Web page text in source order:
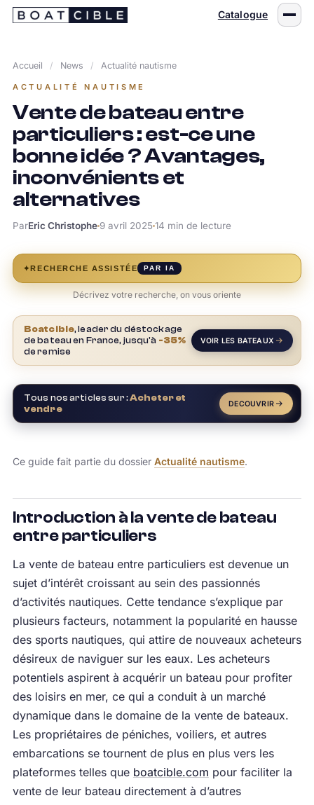
Passer
Catalogue
Accueil / News / Actualité nautisme
ACTUALITÉ NAUTISME
Vente de bateau entre
particuliers : est-ce une
bonne idée ? Avantages,
inconvénients et
alternatives
ParEric Christophe9 avril 2025 14 min de lecture
✦RECHERCHE ASSISTÉE PAR IA
Décrivez votre recherche, on vous oriente
Boatcible, leader du déstockage
de bateau en France, jusqu'à -35%
de remise
VOIR LES BATEAUX
Tous nos articles sur :Acheter et
vendre
DECOUVRIR
Ce guide fait partie du dossier Actualité nautisme.
Introduction à la vente de bateau
entre particuliers
La vente de bateau entre particuliers est devenue un
sujet d’intérêt croissant au sein des passionnés
d’activités nautiques. Cette tendance s’explique par
plusieurs facteurs, notamment la popularité en hausse
des sports nautiques, qui attire de nouveaux acheteurs
désireux de naviguer sur les eaux. Les acheteurs
potentiels aspirent à acquérir un bateau pour profiter
des loisirs en mer, ce qui a conduit à un marché
dynamique dans le domaine de la vente de bateaux.
Les propriétaires de péniches, voiliers, et autres
embarcations se tournent de plus en plus vers les
plateformes telles que boatcible.com pour faciliter la
vente de leur bateau directement à d’autres